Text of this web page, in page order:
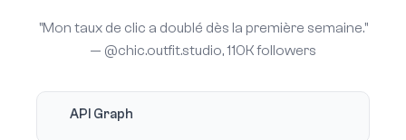
"Mon taux de clic a doublé dès la première semaine."
— @chic.outfit.studio, 110K followers
API Graph